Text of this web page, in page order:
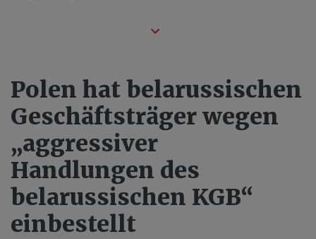
Polen hat belarussischen
Geschäftsträger wegen
„aggressiver
Handlungen des
belarussischen KGB“
einbestellt